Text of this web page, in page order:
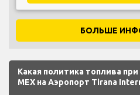
БОЛЬШЕ
Какая политика топлива
MEX на Аэропорт Tirana